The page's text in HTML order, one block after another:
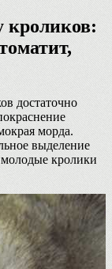
кроликов:
достаточно
морда.
выделение
кролики